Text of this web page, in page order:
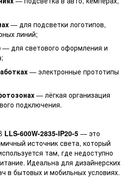
— для подсветки логотипов,
линий;
— для светового оформления и
— электронные прототипы
— лёгкая организация
подключения.
LLS-600W-2835-IP20-5 — это
источник света, который
там, где недоступно
Идеальна для дизайнерских
в бытовых и мобильных условиях.